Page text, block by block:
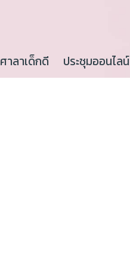
ศาลาเด็กดี ประชุมออนไลน์